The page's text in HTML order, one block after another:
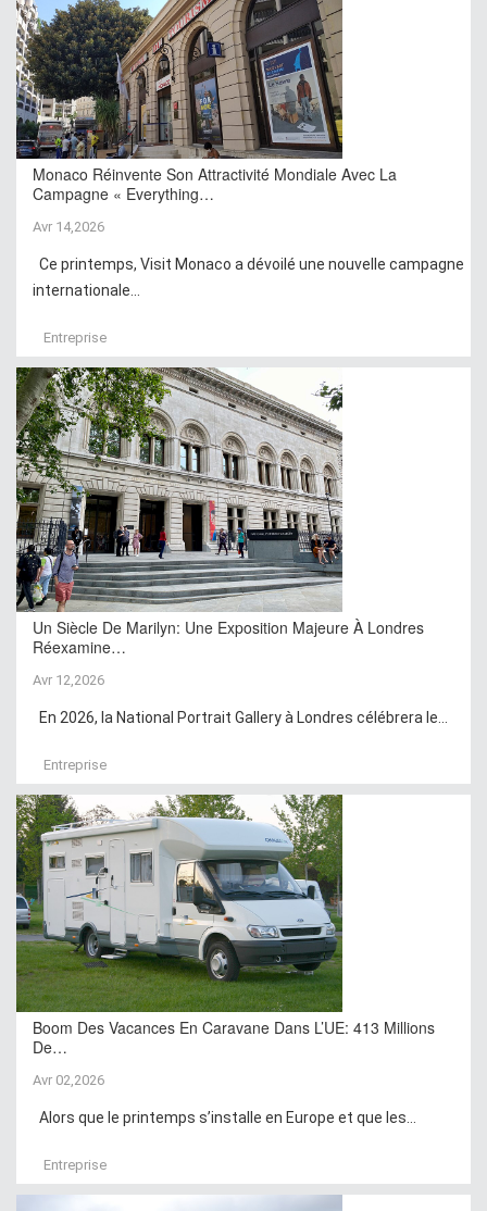
Monaco Réinvente Son Attractivité Mondiale Avec La
Campagne « Everything…
Avr 14,2026
Ce printemps, Visit Monaco a dévoilé une nouvelle campagne
internationale...
Entreprise
Un Siècle De Marilyn: Une Exposition Majeure À Londres
Réexamine…
Avr 12,2026
En 2026, la National Portrait Gallery à Londres célébrera le...
Entreprise
Boom Des Vacances En Caravane Dans L’UE: 413 Millions
De…
Avr 02,2026
Alors que le printemps s’installe en Europe et que les...
Entreprise